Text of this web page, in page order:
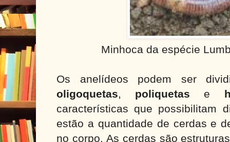
Minhoca da espécie
Os anelídeos podem ser
oligoquetas, poliquetas e
características que possibilitam
estão a quantidade de cerdas e
no corpo. As cerdas são